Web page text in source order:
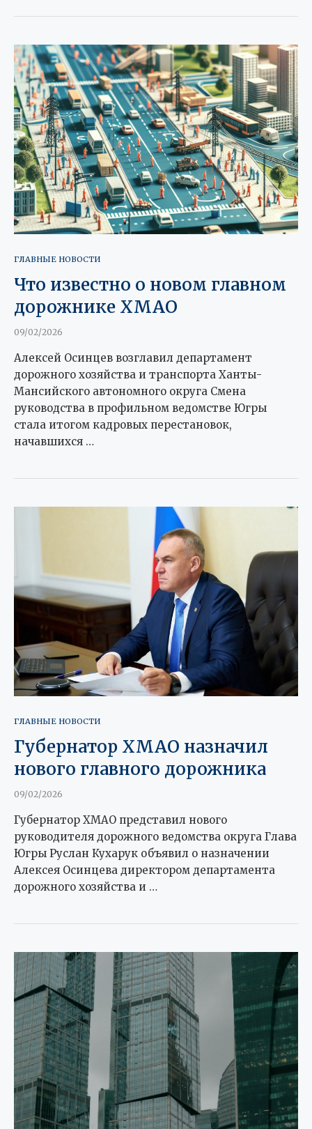
ГЛАВНЫЕ НОВОСТИ
Что известно о новом главном
дорожнике ХМАО
09/02/2026
Алексей Осинцев возглавил департамент
дорожного хозяйства и транспорта Ханты-
Мансийского автономного округа Смена
руководства в профильном ведомстве Югры
стала итогом кадровых перестановок,
начавшихся …
ГЛАВНЫЕ НОВОСТИ
Губернатор ХМАО назначил
нового главного дорожника
09/02/2026
Губернатор ХМАО представил нового
руководителя дорожного ведомства округа Глава
Югры Руслан Кухарук объявил о назначении
Алексея Осинцева директором департамента
дорожного хозяйства и …